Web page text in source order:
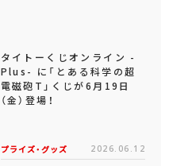
タイトーくじオンライン -
Plus- に「とある科学の超
電磁砲T」くじが6月19日
（金）登場！
プライズ・グッズ 2026.06.12